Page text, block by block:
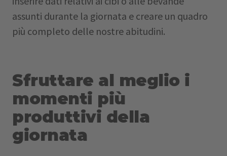
assunti durante la giornata e creare un quadro
più completo delle nostre abitudini.
Sfruttare al meglio i
momenti più
produttivi della
giornata